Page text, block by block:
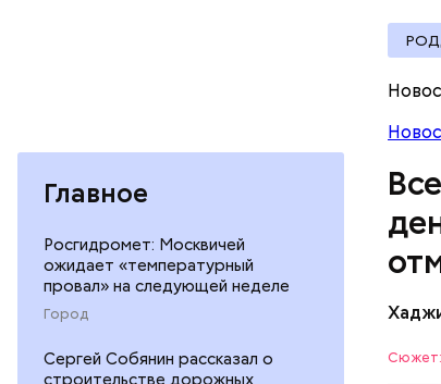
Главное
Росгидромет: Москвичей
ожидает «температурный
провал» на следующей неделе
Город
Сергей Собянин рассказал о
строительстве дорожных
Сюжет:
фонд
В